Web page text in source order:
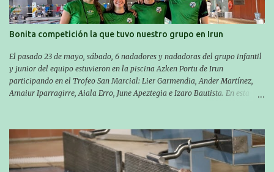
decidió hacerlo en el interior de la bahía de la playa de Malkorbe. Así,
Asier completó el recorrido en 29 minutos y 30 segundos, c...
Bonita competición la que tuvo nuestro grupo en Irun
El pasado 23 de mayo, sábado, 6 nadadores y nadadoras del grupo infantil
y junior del equipo estuvieron en la piscina Azken Portu de Irun
participando en el Trofeo San Marcial: Lier Garmendia, Ander Martínez,
Amaiur Iparragirre, Aiala Erro, June Apeztegia e Izaro Bautista. En esta
marcas. A pesar de no conseguir marca, pasaron una tarde muy buena y
sirvió para reforzar su experiencia. La mayoría ya ha terminado la
temporada, pero seguiremos trabajando con quienes están en la recta final,
trabajando para que cada uno consiga sus objetivos personales. BRNPWR!